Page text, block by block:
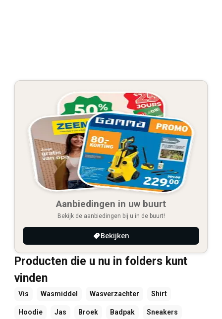
Aanbiedingen in uw buurt
Bekijk de aanbiedingen bij u in de buurt!
Bekijken
Producten die u nu in folders kunt
vinden
Vis Wasmiddel Wasverzachter Shirt
Hoodie Jas Broek Badpak Sneakers